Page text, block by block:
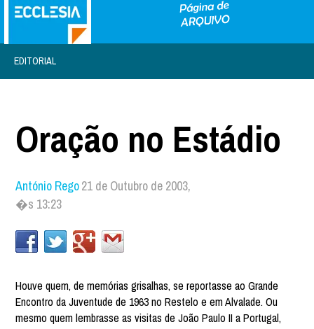
EDITORIAL
Oração no Estádio
António Rego21 de Outubro de 2003,
�s 13:23
Houve quem, de memórias grisalhas, se reportasse ao Grande
Encontro da Juventude de 1963 no Restelo e em Alvalade. Ou
mesmo quem lembrasse as visitas de João Paulo II a Portugal,